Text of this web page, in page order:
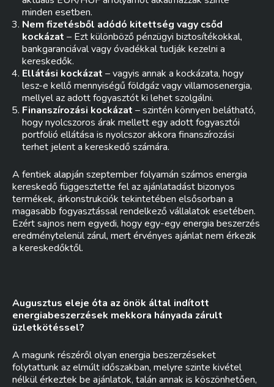
minden esetben.
Nem fizetésből adódó kitettség vagy csőd
kockázat – Ezt különböző pénzügyi biztosítékokkal,
bankgaranciával vagy óvadékkal tudják kezelni a
kereskedők.
Ellátási kockázat – vagyis annak a kockázata, hogy
lesz-e kellő mennyiségű földgáz vagy villamosenergia,
mellyel az adott fogyasztót ki lehet szolgálni.
Finanszírozási kockázat – szintén könnyen belátható,
hogy nyolcszoros árak mellett egy adott fogyasztói
portfolió ellátása is nyolcszor akkora finanszírozási
terhet jelent a kereskedő számára.
A fentiek alapján szeptember folyamán számos energia
kereskedő függesztette fel az ajánlatadást bizonyos
termékek, árkonstrukciók tekintetében elsősorban a
magasabb fogyasztással rendelkező vállalatok esetében.
Ezért sajnos nem egyedi, hogy egy-egy energia beszerzés
eredménytelenül zárul, mert érvényes ajánlat nem érkezik
a kereskedőktől.
Augusztus eleje óta az önök által indított
energiabeszerzések mekkora hányada zárult
üzletkötéssel?
A magunk részéről olyan energia beszerzéseket
folytattunk az elmúlt időszakban, melyre szinte kivétel
nélkül érkeztek be ajánlatok, talán annak is köszönhetően,